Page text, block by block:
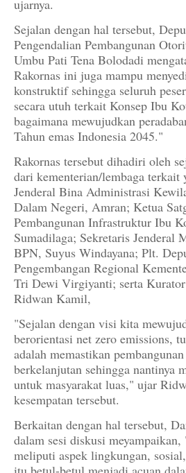
ujarnya.
Sejalan dengan hal tersebut,
Pengendalian Pembangunan
Umbu Pati Tena Bolodadi
Rakornas ini juga mampu
konstruktif sehingga seluruh
secara utuh terkait Konsep Ibu
bagaimana mewujudkan
Tahun emas Indonesia 2045."
Rakornas tersebut dihadiri oleh
dari kementerian/lembaga
Jenderal Bina Administrasi
Dalam Negeri, Amran; Ketua
Pembangunan Infrastruktur Ibu
Sumadilaga; Sekretaris Jenderal
BPN, Suyus Windayana; Plt.
Pengembangan Regional
Tri Dewi Virgiyanti; serta
Ridwan Kamil,
"Sejalan dengan visi kita
berorientasi net zero emissions,
adalah memastikan
berkelanjutan sehingga nantinya
untuk masyarakat luas," ujar
kesempatan tersebut.
Berkaitan dengan hal tersebut,
dalam sesi diskusi
meliputi aspek lingkungan,